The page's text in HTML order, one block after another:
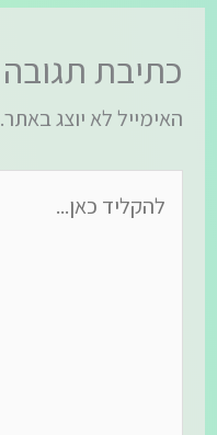
כתיבת תגובה
האימייל לא יוצג באתר.